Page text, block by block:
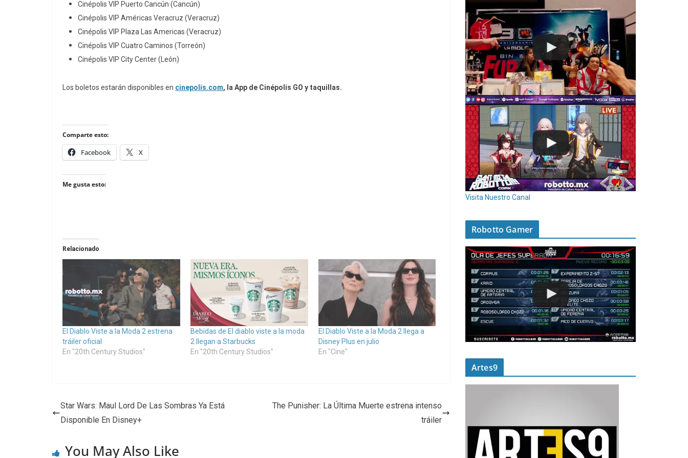
Cinépolis VIP Puerto Cancún (Cancún)
Cinépolis VIP Américas Veracruz (Veracruz)
Cinépolis VIP Plaza Las Americas (Veracruz)
Cinépolis VIP Cuatro Caminos (Torreón)
Cinépolis VIP City Center (León)
Los boletos estarán disponibles en cinepolis.com, la App de Cinépolis GO y taquillas.
Comparte esto:
Facebook X
Me gusta esto:
Relacionado
El Diablo Viste a la Moda 2 estrena
tráiler oficial
En "20th Century Studios"
Bebidas de El diablo viste a la moda
2 llegan a Starbucks
En "20th Century Studios"
El Diablo Viste a la Moda 2 llega a
Disney Plus en julio
En "Cine"
Star Wars: Maul Lord De Las Sombras Ya Está
Disponible En Disney+
The Punisher: La Última Muerte estrena intenso
tráiler
You May Also Like
Visita Nuestro Canal
Robotto Gamer
Artes9